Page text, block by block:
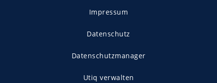
Impressum
Datenschutz
Datenschutzmanager
Utiq verwalten